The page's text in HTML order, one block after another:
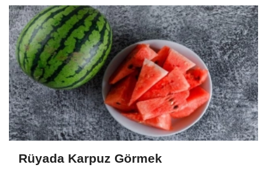
Rüyada Karpuz Görmek